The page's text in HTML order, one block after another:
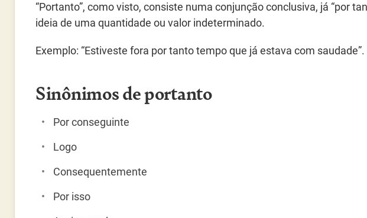
“Portanto”, como visto, consiste numa conjunção conclusiva, já “por
ideia de uma quantidade ou valor indeterminado.
Exemplo: “Estiveste fora por tanto tempo que já estava com saudade”.
Sinônimos de portanto
Por conseguinte
Logo
Consequentemente
Por isso